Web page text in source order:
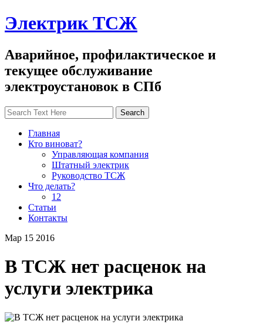
Электрик ТСЖ
Аварийное, профилактическое и
текущее обслуживание
электроустановок в СПб
Главная
Кто виноват?
Управляющая компания
Штатный электрик
Руководство ТСЖ
Что делать?
12
Статьи
Контакты
Мар 15 2016
В ТСЖ нет расценок на
услуги электрика